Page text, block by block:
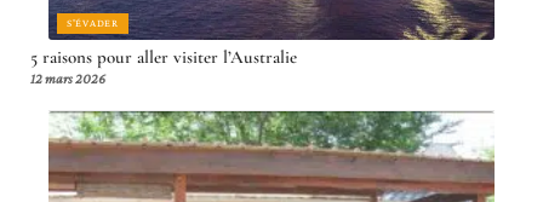
S'ÉVADER
5 raisons pour aller visiter l’Australie
12 mars 2026